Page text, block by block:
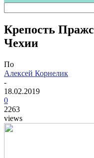
Крепость
Чехии
По
Алексей Корнелик
-
18.02.2019
0
2263
views